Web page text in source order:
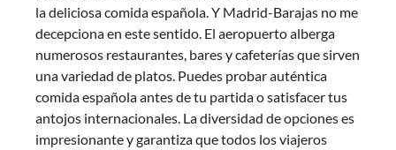
la deliciosa comida española. Y Madrid-Barajas no me
decepciona en este sentido. El aeropuerto alberga
numerosos restaurantes, bares y cafeterías que sirven
una variedad de platos. Puedes probar auténtica
comida española antes de tu partida o satisfacer tus
antojos internacionales. La diversidad de opciones es
impresionante y garantiza que todos los viajeros